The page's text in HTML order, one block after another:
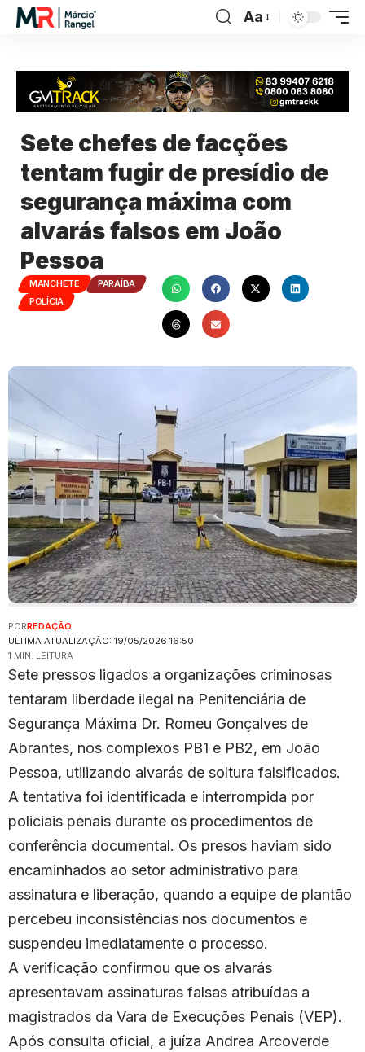
Aa
Sete chefes de facções
tentam fugir de presídio de
segurança máxima com
alvarás falsos em João
Pessoa
MANCHETE
PARAÍBA
POLÍCIA
ULTIMA ATUALIZAÇÃO: 19/05/2026 16:50
PORREDAÇÃO
1 MIN. LEITURA
Sete pressos ligados a organizações criminosas
tentaram liberdade ilegal na Penitenciária de
Segurança Máxima Dr. Romeu Gonçalves de
Abrantes, nos complexos PB1 e PB2, em João
Pessoa, utilizando alvarás de soltura falsificados.
A tentativa foi identificada e interrompida por
policiais penais durante os procedimentos de
conferência documental. Os presos haviam sido
encaminhados ao setor administrativo para
assinatura e liberação, quando a equipe de plantão
percebeu inconsistências nos documentos e
suspendeu imediatamente o processo.
A verificação confirmou que os alvarás
apresentavam assinaturas falsas atribuídas a
magistrados da Vara de Execuções Penais (VEP).
Após consulta oficial, a juíza Andrea Arcoverde